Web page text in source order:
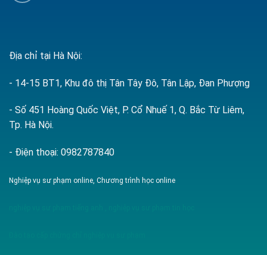
Địa chỉ tại Hà Nội:
- 14-15 BT1, Khu đô thị Tân Tây Đô, Tân Lập, Đan Phượng
- Số 451 Hoàng Quốc Việt, P. Cổ Nhuế 1, Q. Bắc Từ Liêm,
Tp. Hà Nội.
- Điện thoại: 0982787840
Nghiệp vụ sư phạm online, Chương trình học online